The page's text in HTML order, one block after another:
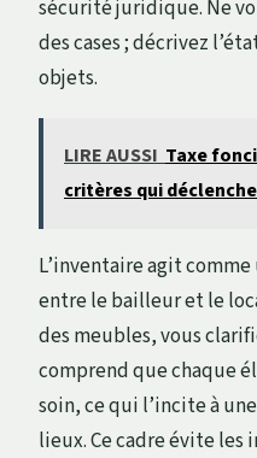
sécurité juridique. Ne
des cases ; décrivez
objets.
LIRE AUSSI Taxe
critères qui
L’inventaire agit
entre le bailleur et le
des meubles, vous
comprend que chaque
soin, ce qui l’incite à
lieux. Ce cadre évite